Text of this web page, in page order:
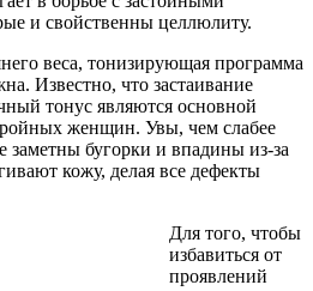
и свойственны целлюлиту.
веса, тонизирующая программа
Известно, что застаивание
тонус являются основной
женщин. Увы, чем слабее
бугорки и впадины из-за
кожу, делая все дефекты
Для того, чтобы
избавиться от
проявлений